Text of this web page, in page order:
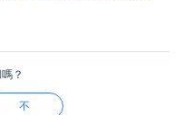
？
不